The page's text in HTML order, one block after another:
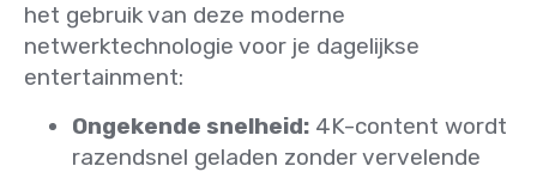
het gebruik van deze moderne
netwerktechnologie voor je dagelijkse
entertainment:
Ongekende snelheid: 4K-content wordt
razendsnel geladen zonder vervelende